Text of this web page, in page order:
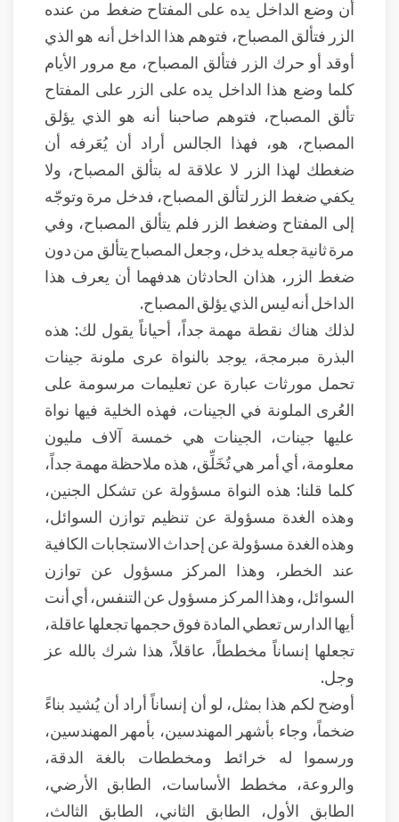
أن وضع الداخل يده على المفتاح ضغط من عنده
الزر فتألق المصباح، فتوهم هذا الداخل أنه هو الذي
أوقد أو حرك الزر فتألق المصباح، مع مرور الأيام
كلما وضع هذا الداخل يده على الزر على المفتاح
تألق المصباح، فتوهم صاحبنا أنه هو الذي يؤلق
المصباح، هو، فهذا الجالس أراد أن يُعَرفه أن
ضغطك لهذا الزر لا علاقة له بتألق المصباح، ولا
يكفي ضغط الزر لتألق المصباح، فدخل مرة وتوجّه
إلى المفتاح وضغط الزر فلم يتألق المصباح، وفي
مرة ثانية جعله يدخل، وجعل المصباح يتألق من دون
ضغط الزر، هذان الحادثان هدفهما أن يعرف هذا
الداخل أنه ليس الذي يؤلق المصباح.
لذلك هناك نقطة مهمة جداً، أحياناً يقول لك: هذه
البذرة مبرمجة، يوجد بالنواة عرى ملونة جينات
تحمل مورثات عبارة عن تعليمات مرسومة على
العُرى الملونة في الجينات، فهذه الخلية فيها نواة
عليها جينات، الجينات هي خمسة آلاف مليون
معلومة، أي أمر هي تُخَلِّق، هذه ملاحظة مهمة جداً،
كلما قلنا: هذه النواة مسؤولة عن تشكل الجنين،
وهذه الغدة مسؤولة عن تنظيم توازن السوائل،
وهذه الغدة مسؤولة عن إحداث الاستجابات الكافية
عند الخطر، وهذا المركز مسؤول عن توازن
السوائل، وهذا المركز مسؤول عن التنفس، أي أنت
أيها الدارس تعطي المادة فوق حجمها تجعلها عاقلة،
تجعلها إنساناً مخططاً، عاقلاً، هذا شرك بالله عز
وجل.
أوضح لكم هذا بمثل، لو أن إنساناً أراد أن يُشيد بناءً
ضخماً، وجاء بأشهر المهندسين، بأمهر المهندسين،
ورسموا له خرائط ومخططات بالغة الدقة،
والروعة، مخطط الأساسات، الطابق الأرضي،
الطابق الأول، الطابق الثاني، الطابق الثالث،